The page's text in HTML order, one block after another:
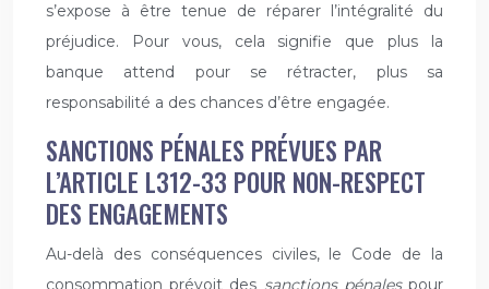
s’expose à être tenue de réparer l’intégralité du
préjudice. Pour vous, cela signifie que plus la
banque attend pour se rétracter, plus sa
responsabilité a des chances d’être engagée.
SANCTIONS PÉNALES PRÉVUES PAR
L’ARTICLE L312-33 POUR NON-RESPECT
DES ENGAGEMENTS
Au-delà des conséquences civiles, le Code de la
consommation prévoit des sanctions pénalespour